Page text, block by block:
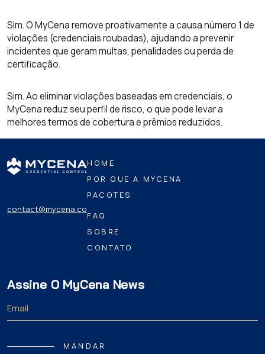
Sim. O MyCena remove proativamente a causa número 1 de
violações (credenciais roubadas), ajudando a prevenir
incidentes que geram multas, penalidades ou perda de
certificação.
Sim. Ao eliminar violações baseadas em credenciais, o
MyCena reduz seu perfil de risco, o que pode levar a
melhores termos de cobertura e prêmios reduzidos.
contact@mycena.co
HOME
POR QUE A MYCENA
PACOTES
FAQ
SOBRE
CONTATO
Assine O MyCena News
MANDAR